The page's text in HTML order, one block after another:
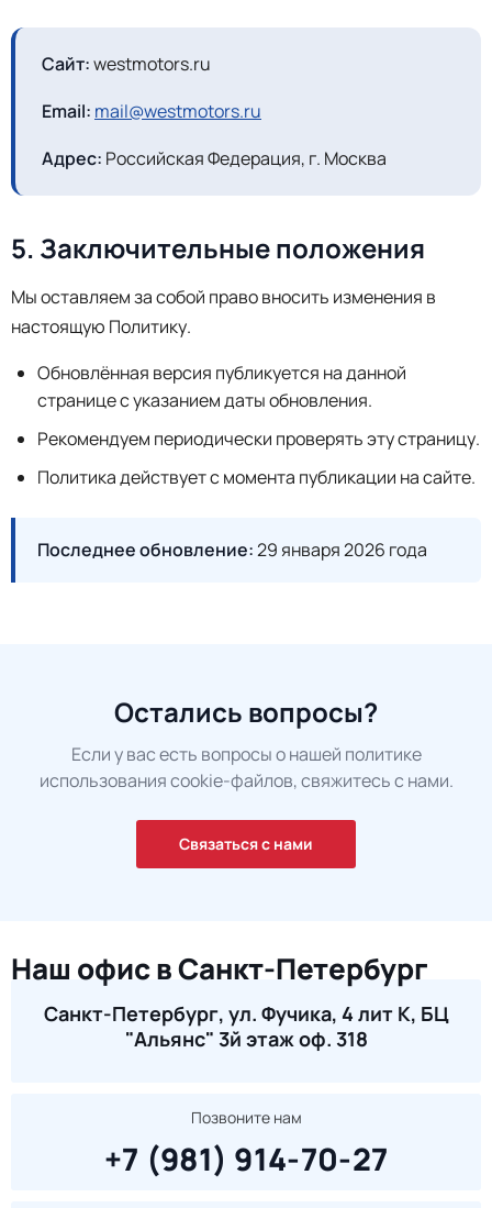
Сайт:westmotors.ru
Email: mail@westmotors.ru
Адрес: Российская Федерация, г. Москва
5. Заключительные положения
Мы оставляем за собой право вносить изменения в
настоящую Политику.
Обновлённая версия публикуется на данной
странице с указанием даты обновления.
Рекомендуем периодически проверять эту страницу.
Политика действует с момента публикации на сайте.
Последнее обновление:29 января 2026 года
Остались вопросы?
Если у вас есть вопросы о нашей политике
использования cookie-файлов, свяжитесь с нами.
Связаться с нами
Наш офис в Санкт-Петербург
Санкт-Петербург, ул. Фучика, 4 лит К, БЦ
"Альянс" 3й этаж оф. 318
Позвоните нам
+7 (981) 914-70-27